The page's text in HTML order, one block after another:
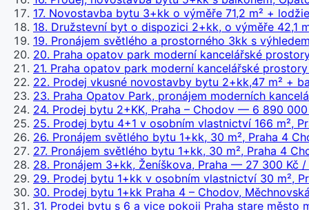
17. Novostavba bytu 3+kk o výměře 71,2 m² +
18. Družstevní byt o dispozici 2+kk, o výměře 42,1
19. Pronájem světlého a prostorného 3kk s
20. Praha opatov park moderní kancelářské
21. Praha opatov park moderní kancelářské
22. Prodej vkusné novostavby bytu 2+kk,47 m² +
23. Praha Opatov Park, pronájem moderních
24. Prodej bytu 2+KK, Praha – Chodov — 6 890 000
25. Prodej bytu 4+1 v osobním vlastnictví 166 m²,
26. Pronájem světlého bytu 1+kk, 30 m², Praha 4
27. Pronájem světlého bytu 1+kk, 30 m², Praha 4
28. Pronájem 3+kk, Ženíškova, Praha — 27 300 Kč /
29. Prodej bytu 1+kk v osobním vlastnictví 30 m²,
30. Prodej bytu 1+kk Praha 4 – Chodov,
31. Prodej bytu s 6 a vice pokoji Praha stare město